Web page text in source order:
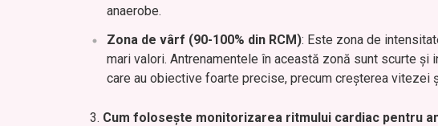
anaerobe.
Zona de vârf (90-100% din RCM): Este zona de
mari valori. Antrenamentele în această zonă sunt scurte
care au obiective foarte precise, precum creșterea vitezei
Cum folosește monitorizarea ritmului cardiac pentru